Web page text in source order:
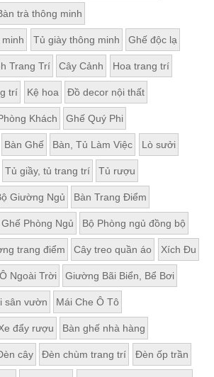
trà thông minh
Tủ giày thông minh Ghế độc lạ
Trang Trí Cây Cảnh Hoa trang trí
trí Kệ hoa Đồ decor nội thất
Khách Ghế Quý Phi
Bàn Ghế Bàn, Tủ Làm Việc Lò sưởi
Tủ giầy, tủ trang trí Tủ rượu
Giường Ngủ Bàn Trang Điểm
Phòng Ngủ Bộ Phòng ngủ đồng bộ
trang điểm Cây treo quần áo Xích Đu
Ô Ngoài Trời Giường Bãi Biển, Bể Bơi
sân vườn Mái Che Ô Tô
đẩy rượu Bàn ghế nhà hàng
cây Đèn chùm trang trí Đèn ốp trần